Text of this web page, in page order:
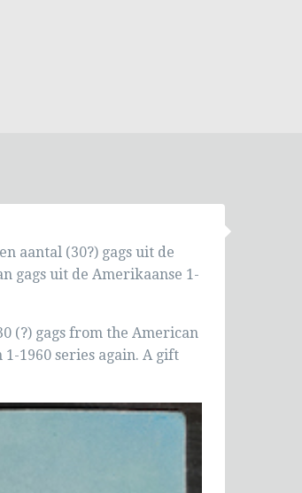
aantal (30?) gags uit de
gags uit de Amerikaanse 1-
(?) gags from the American
1960 series again. A gift